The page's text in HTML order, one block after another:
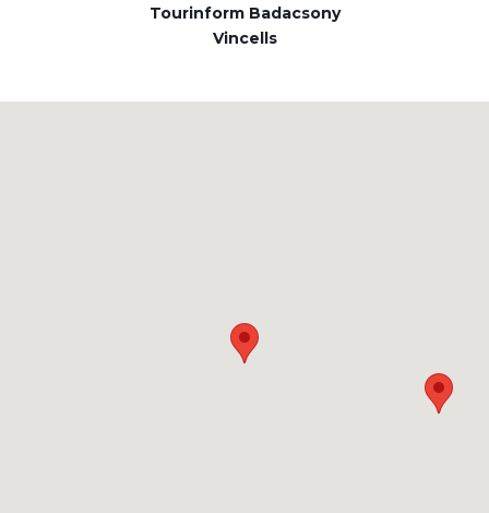
Tourinform Badacsony
Vincells